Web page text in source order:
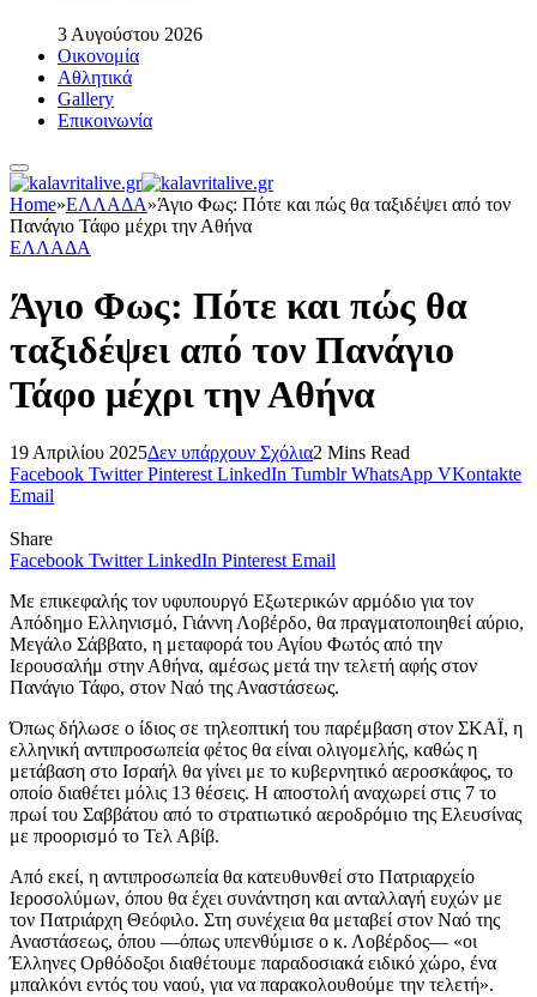
3 Αυγούστου 2026
Οικονομία
Αθλητικά
Gallery
Επικοινωνία
Home»ΕΛΛΑΔΑ»Άγιο Φως: Πότε και πώς θα ταξιδέψει από τον
Πανάγιο Τάφο μέχρι την Αθήνα
ΕΛΛΑΔΑ
Άγιο Φως: Πότε και πώς θα
ταξιδέψει από τον Πανάγιο
Τάφο μέχρι την Αθήνα
19 Απριλίου 2025Δεν υπάρχουν Σχόλια2 Mins Read
Facebook Twitter Pinterest LinkedIn Tumblr WhatsApp VKontakte
Email
Share
Facebook Twitter LinkedIn Pinterest Email
Με επικεφαλής τον υφυπουργό Εξωτερικών αρμόδιο για τον
Απόδημο Ελληνισμό, Γιάννη Λοβέρδο, θα πραγματοποιηθεί αύριο,
Μεγάλο Σάββατο, η μεταφορά του Αγίου Φωτός από την
Ιερουσαλήμ στην Αθήνα, αμέσως μετά την τελετή αφής στον
Πανάγιο Τάφο, στον Ναό της Αναστάσεως.
Όπως δήλωσε ο ίδιος σε τηλεοπτική του παρέμβαση στον ΣΚΑΪ, η
ελληνική αντιπροσωπεία φέτος θα είναι ολιγομελής, καθώς η
μετάβαση στο Ισραήλ θα γίνει με το κυβερνητικό αεροσκάφος, το
οποίο διαθέτει μόλις 13 θέσεις. Η αποστολή αναχωρεί στις 7 το
πρωί του Σαββάτου από το στρατιωτικό αεροδρόμιο της Ελευσίνας
με προορισμό το Τελ Αβίβ.
Από εκεί, η αντιπροσωπεία θα κατευθυνθεί στο Πατριαρχείο
Ιεροσολύμων, όπου θα έχει συνάντηση και ανταλλαγή ευχών με
τον Πατριάρχη Θεόφιλο. Στη συνέχεια θα μεταβεί στον Ναό της
Αναστάσεως, όπου —όπως υπενθύμισε ο κ. Λοβέρδος— «οι
Έλληνες Ορθόδοξοι διαθέτουμε παραδοσιακά ειδικό χώρο, ένα
μπαλκόνι εντός του ναού, για να παρακολουθούμε την τελετή».